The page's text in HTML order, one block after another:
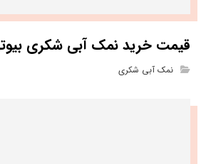
قیمت خرید نمک آبی شکری
نمک آبی شکری